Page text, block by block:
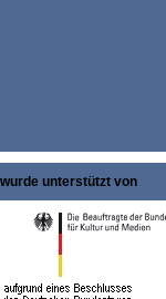
wurde unterstützt von